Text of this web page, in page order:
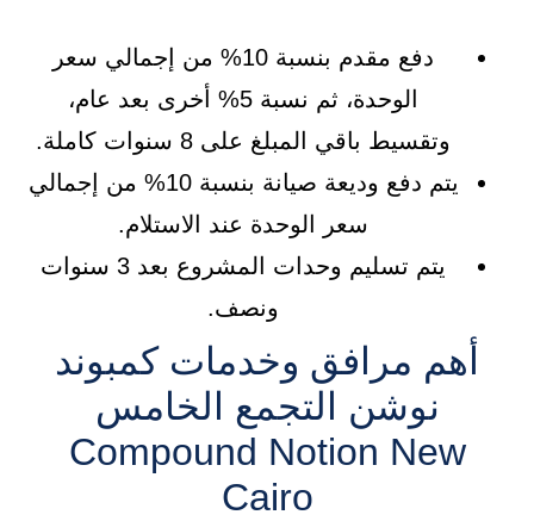
دفع مقدم بنسبة 10% من إجمالي سعر
الوحدة، ثم نسبة 5% أخرى بعد عام،
وتقسيط باقي المبلغ على 8 سنوات كاملة.
يتم دفع وديعة صيانة بنسبة 10% من إجمالي
سعر الوحدة عند الاستلام.
يتم تسليم وحدات المشروع بعد 3 سنوات
ونصف.
أهم مرافق وخدمات كمبوند
نوشن التجمع الخامس
Compound Notion New
Cairo